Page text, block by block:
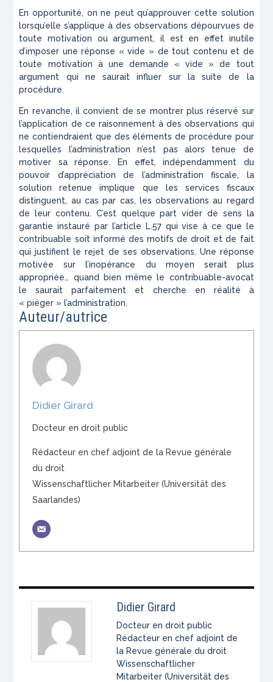
En opportunité, on ne peut qu’approuver cette solution
lorsqu’elle s’applique à des observations dépourvues de
toute motivation ou argument, il est en effet inutile
d’imposer une réponse « vide » de tout contenu et de
toute motivation à une demande « vide » de tout
argument qui ne saurait influer sur la suite de la
procédure.
En revanche, il convient de se montrer plus réservé sur
l’application de ce raisonnement à des observations qui
ne contiendraient que des éléments de procédure pour
lesquelles l’administration n’est pas alors tenue de
motiver sa réponse. En effet, indépendamment du
pouvoir d’appréciation de l’administration fiscale, la
solution retenue implique que les services fiscaux
distinguent, au cas par cas, les observations au regard
de leur contenu. C’est quelque part vider de sens la
garantie instauré par l’article L.57 qui vise à ce que le
contribuable soit informé des motifs de droit et de fait
qui justifient le rejet de ses observations. Une réponse
motivée sur l’inopérance du moyen serait plus
appropriée… quand bien même le contribuable-avocat
le saurait parfaitement et cherche en réalité à
« piéger » l’administration.
Auteur/autrice
Didier Girard
Docteur en droit public
Rédacteur en chef adjoint de la Revue générale
du droit
Wissenschaftlicher Mitarbeiter (Universität des
Saarlandes)
Didier Girard
Docteur en droit public
Rédacteur en chef adjoint de
la Revue générale du droit
Wissenschaftlicher
Mitarbeiter (Universität des